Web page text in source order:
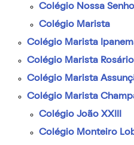
Colégio Nossa
Colégio Marista
Colégio Marista
Colégio Marista Rosário
Colégio Marista
Colégio Marista
Colégio João XXIII
Colégio Monteiro